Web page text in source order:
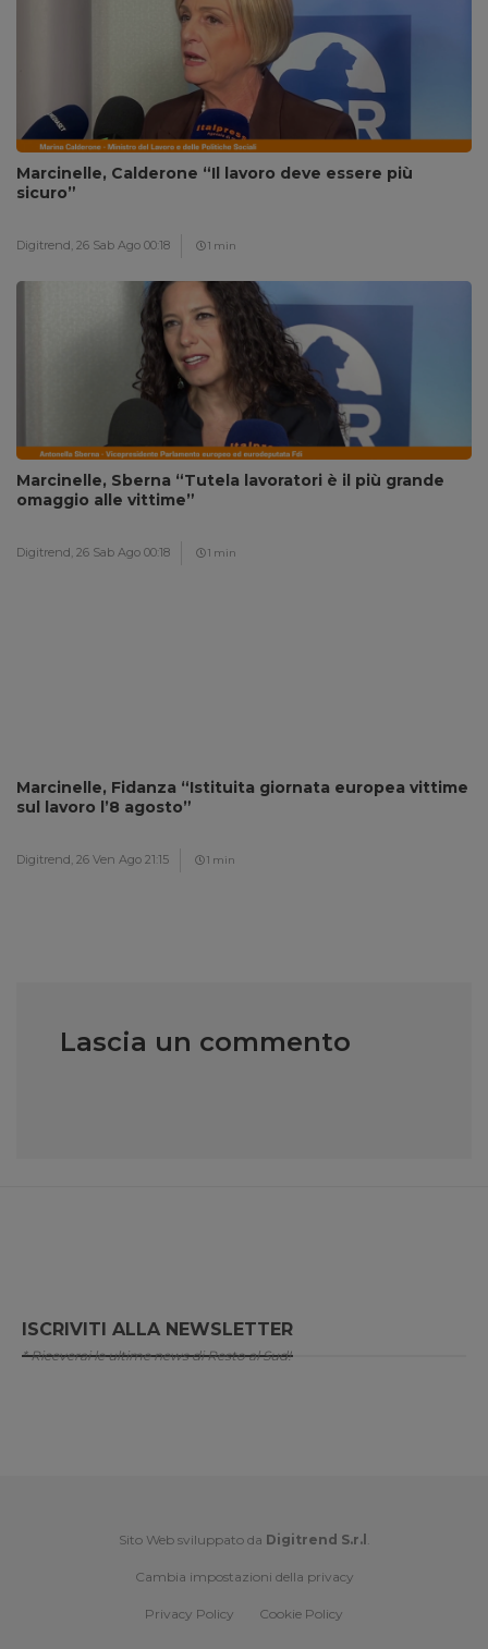
Marcinelle, Calderone “Il lavoro deve essere più
sicuro”
Digitrend, 26 Sab Ago 00:18 1 min
Marcinelle, Sberna “Tutela lavoratori è il più grande
omaggio alle vittime”
Digitrend, 26 Sab Ago 00:18 1 min
Marcinelle, Fidanza “Istituita giornata europea vittime
sul lavoro l’8 agosto”
Digitrend, 26 Ven Ago 21:15 1 min
Lascia un commento
ISCRIVITI ALLA NEWSLETTER
* Riceverai le ultime news di Resto al Sud!
Sito Web sviluppato da Digitrend S.r.l .
Cambia impostazioni della privacy
Privacy Policy Cookie Policy